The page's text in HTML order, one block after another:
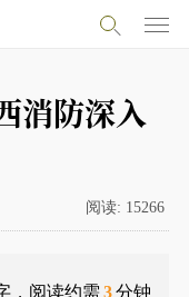
消防深入
阅读: 15266
，阅读约需 3分钟